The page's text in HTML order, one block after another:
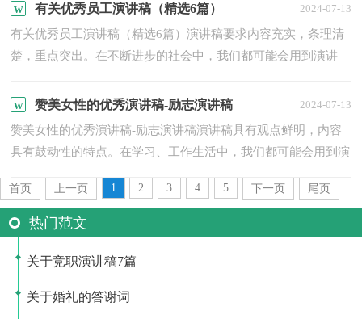
迎...
有关优秀员工演讲稿（精选6篇） 2024-07-13
有关优秀员工演讲稿（精选6篇）演讲稿要求内容充实，条理清
楚，重点突出。在不断进步的社会中，我们都可能会用到演讲
大家整理...
赞美女性的优秀演讲稿-励志演讲稿 2024-07-13
赞美女性的优秀演讲稿-励志演讲稿演讲稿具有观点鲜明，内容
具有鼓动性的特点。在学习、工作生活中，我们都可能会用到演
编...
首页 上一页 1 2 3 4 5 下一页 尾页
热门范文
关于竞职演讲稿7篇
关于婚礼的答谢词